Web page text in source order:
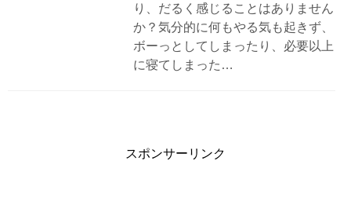
り、だるく感じることはありません
か？気分的に何もやる気も起きず、
ボーっとしてしまったり、必要以上
に寝てしまった…
スポンサーリンク